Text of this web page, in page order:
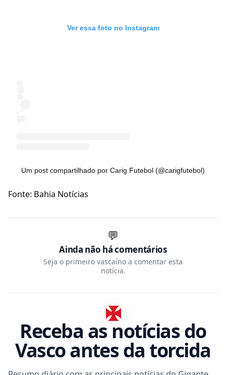
Ver essa foto no Instagram
Um post compartilhado por Carig Futebol (@carigfutebol)
Fonte: Bahia Notícias
💬
Ainda não há comentários
Seja o primeiro vascaíno a comentar esta
notícia.
Receba as notícias do
Vasco antes da torcida